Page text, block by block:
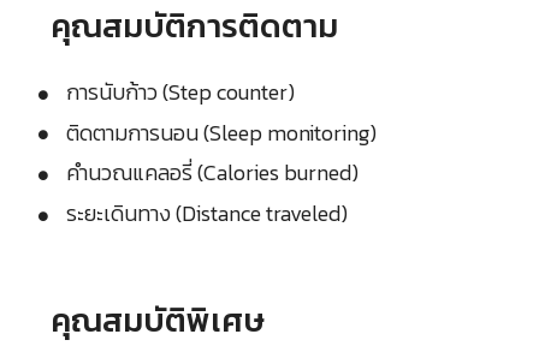
คุณสมบัติการติดตาม
การนับก้าว (Step counter)
ติดตามการนอน (Sleep monitoring)
คำนวณแคลอรี่ (Calories burned)
ระยะเดินทาง (Distance traveled)
คุณสมบัติพิเศษ